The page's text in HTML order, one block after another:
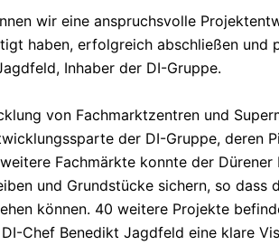
wir eine anspruchsvolle
haben, erfolgreich abschließen und
Inhaber der DI-Gruppe.
von Fachmarktzentren und
der DI-Gruppe, deren
Fachmärkte konnte der
und Grundstücke sichern, so
können. 40 weitere Projekte
Chef Benedikt Jagdfeld eine klare